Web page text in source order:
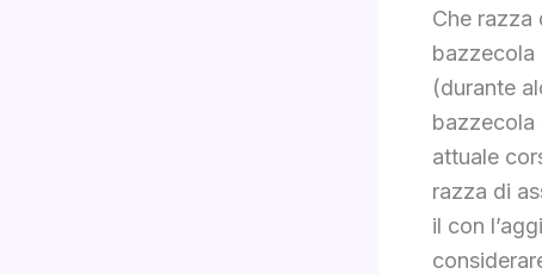
Che razza
bazzecola
(durante
bazzecola
attuale
razza di
il con